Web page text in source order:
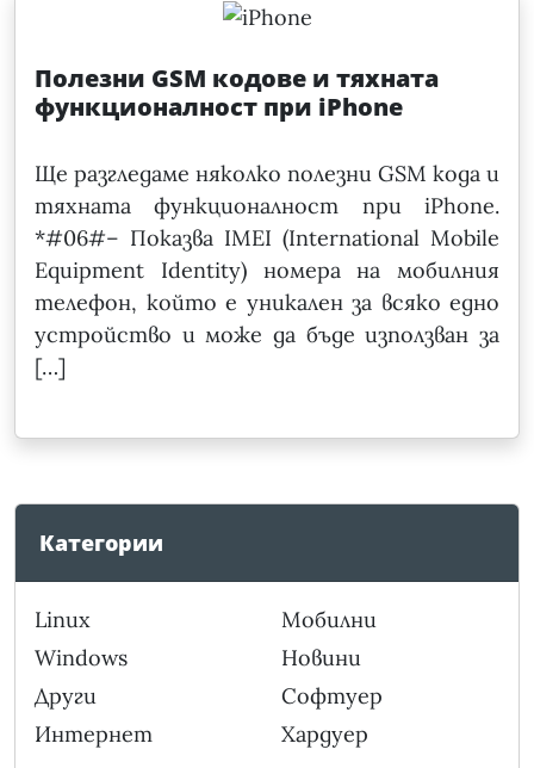
Полезни GSM кодове и тяхната
функционалност при iPhone
Ще разгледаме няколко полезни GSM кода и
тяхната функционалност при iPhone.
*#06#– Показва IMEI (International Mobile
Equipment Identity) номера на мобилния
телефон, който е уникален за всяко едно
устройство и може да бъде използван за
[…]
Категории
Linux
Windows
Други
Интернет
Мобилни
Новини
Софтуер
Хардуер